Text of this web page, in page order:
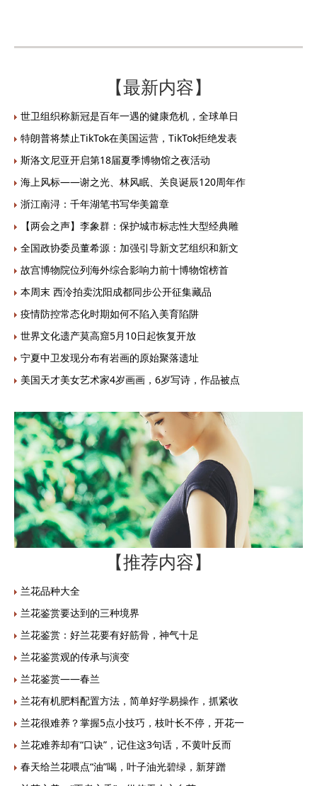
【最新内容】
世卫组织称新冠是百年一遇的健康危机，全球单日
特朗普将禁止TikTok在美国运营，TikTok拒绝发表
斯洛文尼亚开启第18届夏季博物馆之夜活动
海上风标——谢之光、林风眠、关良诞辰120周年作
浙江南浔：千年湖笔书写华美篇章
【两会之声】李象群：保护城市标志性大型经典雕
全国政协委员董希源：加强引导新文艺组织和新文
故宫博物院位列海外综合影响力前十博物馆榜首
本周末 西泠拍卖沈阳成都同步公开征集藏品
疫情防控常态化时期如何不陷入美育陷阱
世界文化遗产莫高窟5月10日起恢复开放
宁夏中卫发现分布有岩画的原始聚落遗址
美国天才美女艺术家4岁画画，6岁写诗，作品被点
【推荐内容】
兰花品种大全
兰花鉴赏要达到的三种境界
兰花鉴赏：好兰花要有好筋骨，神气十足
兰花鉴赏观的传承与演变
兰花鉴赏——春兰
兰花有机肥料配置方法，简单好学易操作，抓紧收
兰花很难养？掌握5点小技巧，枝叶长不停，开花一
兰花难养却有“口诀”，记住这3句话，不黄叶反而
春天给兰花喂点“油”喝，叶子油光碧绿，新芽蹭